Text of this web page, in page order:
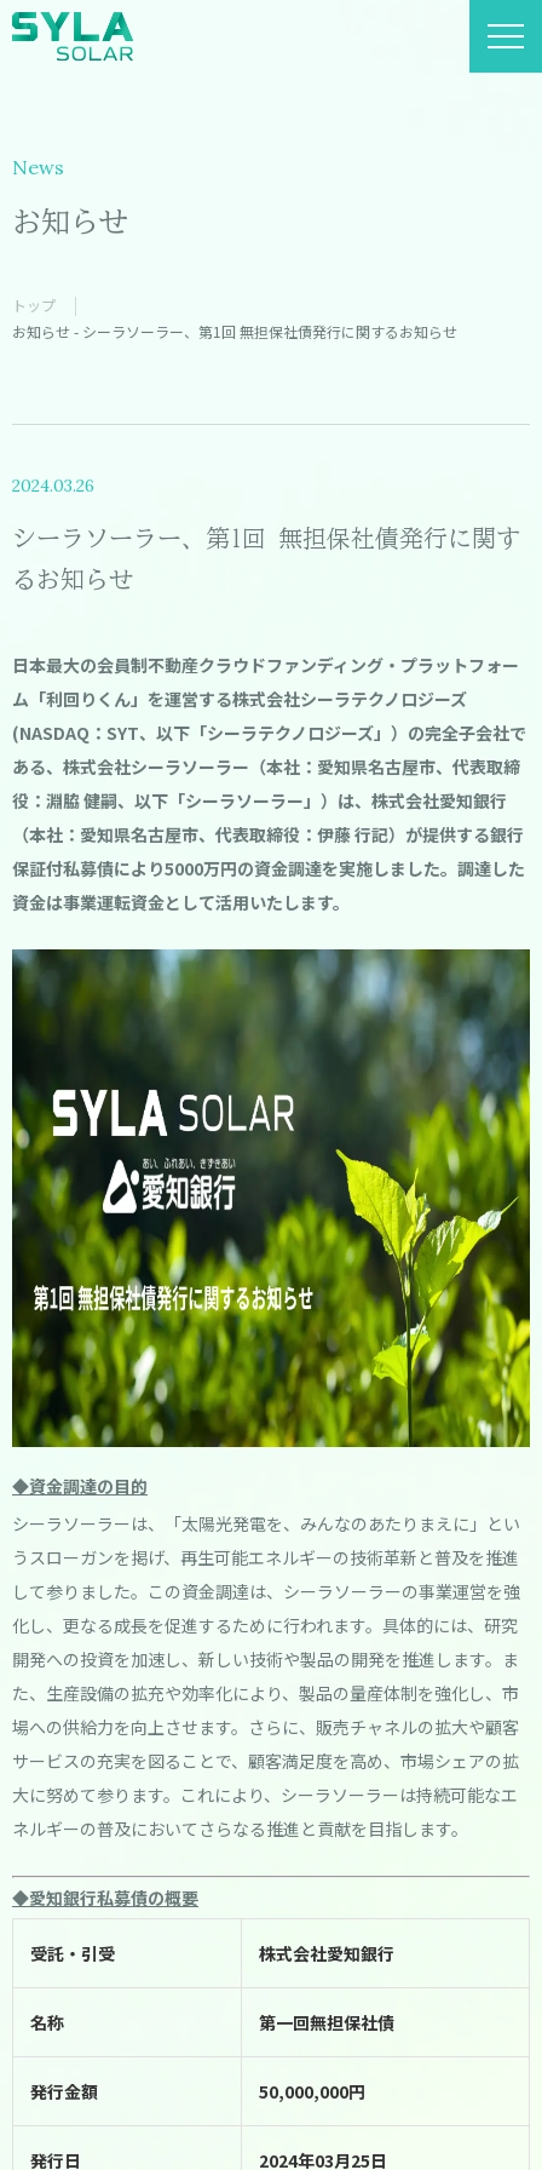
News
お知らせ
トップ
お知らせ - シーラソーラー、第1回 無担保社債発行に関するお知らせ
2024.03.26
シーラソーラー、第1回 無担保社債発行に関す
るお知らせ
日本最大の会員制不動産クラウドファンディング・プラットフォー
ム「利回りくん」を運営する株式会社シーラテクノロジーズ
(NASDAQ：SYT、以下「シーラテクノロジーズ」）の完全子会社で
ある、株式会社シーラソーラー（本社：愛知県名古屋市、代表取締
役：淵脇 健嗣、以下「シーラソーラー」）は、株式会社愛知銀行
（本社：愛知県名古屋市、代表取締役：伊藤 行記）が提供する銀行
保証付私募債により5000万円の資金調達を実施しました。調達した
資金は事業運転資金として活用いたします。
◆資金調達の目的
シーラソーラーは、「太陽光発電を、みんなのあたりまえに」とい
うスローガンを掲げ、再生可能エネルギーの技術革新と普及を推進
して参りました。この資金調達は、シーラソーラーの事業運営を強
化し、更なる成長を促進するために行われます。具体的には、研究
開発への投資を加速し、新しい技術や製品の開発を推進します。ま
た、生産設備の拡充や効率化により、製品の量産体制を強化し、市
場への供給力を向上させます。さらに、販売チャネルの拡大や顧客
サービスの充実を図ることで、顧客満足度を高め、市場シェアの拡
大に努めて参ります。これにより、シーラソーラーは持続可能なエ
ネルギーの普及においてさらなる推進と貢献を目指します。
◆愛知銀行私募債の概要
受託・引受 株式会社愛知銀行
名称 第一回無担保社債
発行金額 50,000,000円
発行日 2024年03月25日